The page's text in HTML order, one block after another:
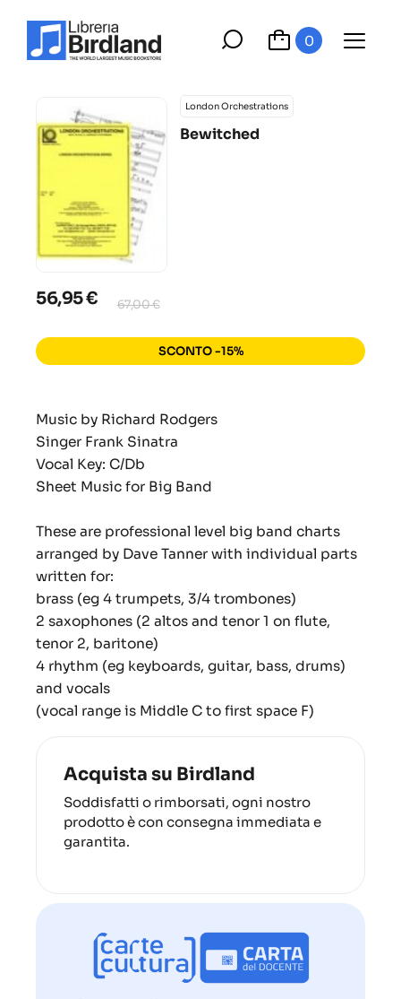
0
London Orchestrations
Bewitched
56,95 € 67,00 €
SCONTO -15%
Music by Richard Rodgers
Singer Frank Sinatra
Vocal Key: C/Db
Sheet Music for Big Band
These are professional level big band charts
arranged by Dave Tanner with individual parts
written for:
brass (eg 4 trumpets, 3/4 trombones)
2 saxophones (2 altos and tenor 1 on flute,
tenor 2, baritone)
4 rhythm (eg keyboards, guitar, bass, drums)
and vocals
(vocal range is Middle C to first space F)
Acquista su Birdland
Soddisfatti o rimborsati, ogni nostro
prodotto è con consegna immediata e
garantita.